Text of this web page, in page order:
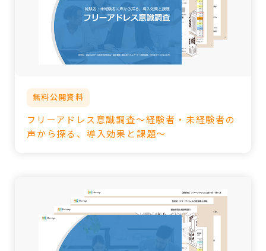
無料公開資料
フリーアドレス意識調査～経験者・未経験者の
声から探る、導入効果と課題～